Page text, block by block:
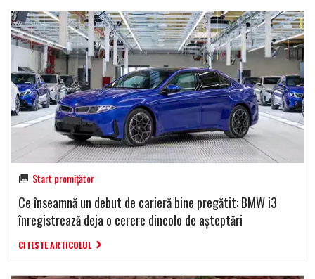
Start promițător
Ce înseamnă un debut de carieră bine pregătit: BMW i3
înregistrează deja o cerere dincolo de așteptări
CITESTE ARTICOLUL